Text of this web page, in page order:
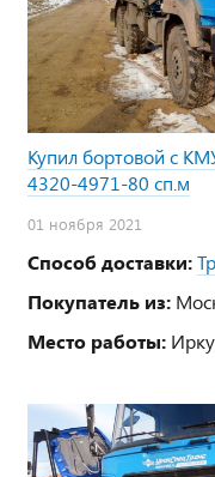
Купил бортовой с
4320-4971-80 сп.м
01 ноября 2021
Способ доставки:
Покупатель из:
Место работы: